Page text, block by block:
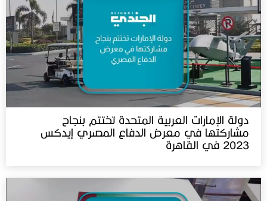
دولة الإمارات العربية المتحدة تختتم بنجاح
مشاركتها في معرض الدفاع المصري إيدكس
2023 في القاهرة